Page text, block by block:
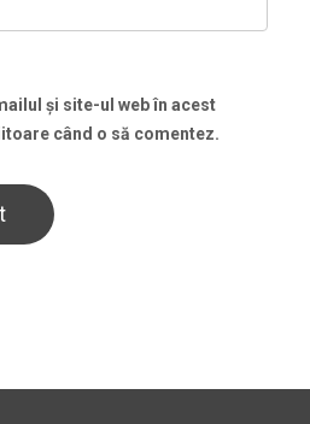
și site-ul web în acest
când o să comentez.